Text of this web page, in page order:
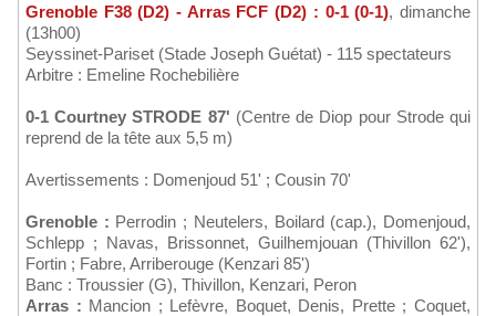
Grenoble F38 (D2) - Arras FCF (D2) : 0-1 (0-1), dimanche
(13h00)
Seyssinet-Pariset (Stade Joseph Guétat) - 115 spectateurs
Arbitre : Emeline Rochebilière
0-1 Courtney STRODE 87' (Centre de Diop pour Strode qui
reprend de la tête aux 5,5 m)
Avertissements : Domenjoud 51' ; Cousin 70'
Grenoble : Perrodin ; Neutelers, Boilard (cap.), Domenjoud,
Schlepp ; Navas, Brissonnet, Guilhemjouan (Thivillon 62'),
Fortin ; Fabre, Arriberouge (Kenzari 85')
Banc : Troussier (G), Thivillon, Kenzari, Peron
Arras : Mancion ; Lefèvre, Boquet, Denis, Prette ; Coquet,